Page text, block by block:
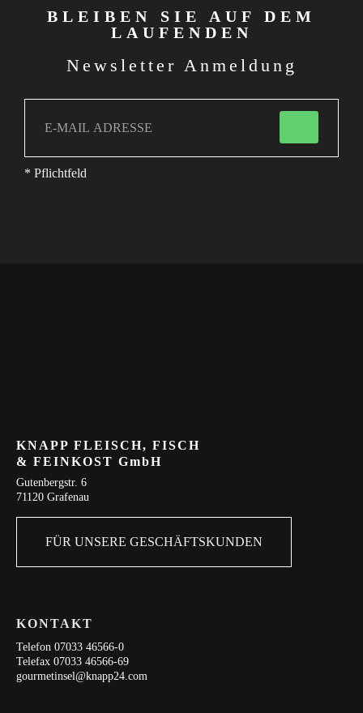
BLEIBEN SIE AUF DEM
LAUFENDEN
Newsletter Anmeldung
* Pflichtfeld
KNAPP FLEISCH, FISCH
& FEINKOST GmbH
Gutenbergstr. 6
71120 Grafenau
FÜR UNSERE GESCHÄFTSKUNDEN
KONTAKT
Telefon 07033 46566-0
Telefax 07033 46566-69
gourmetinsel@knapp24.com